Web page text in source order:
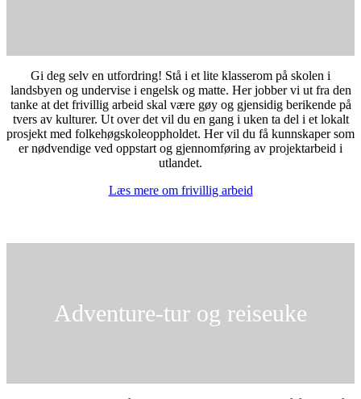
Gi deg selv en utfordring! Stå i et lite klasserom på skolen i
landsbyen og undervise i engelsk og matte. Her jobber vi ut fra den
tanke at det frivillig arbeid skal være gøy og gjensidig berikende på
tvers av kulturer. Ut over det vil du en gang i uken ta del i et lokalt
prosjekt med folkehøgskoleoppholdet. Her vil du få kunnskaper som
er nødvendige ved oppstart og gjennomføring av projektarbeid i
utlandet.
Læs mere om frivillig arbeid
Adventure-tur og reiseuke